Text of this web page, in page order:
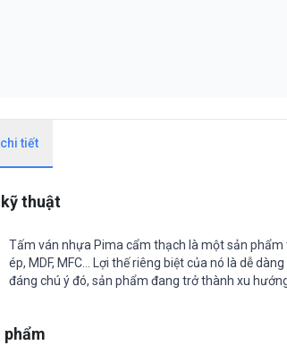
tiết
thuật
Tấm ván nhựa Pima cẩm thạch là một sản
ép, MDF, MFC… Lợi thế riêng biệt của nó là dễ
đáng chú ý đó, sản phẩm đang trở thành xu
phẩm